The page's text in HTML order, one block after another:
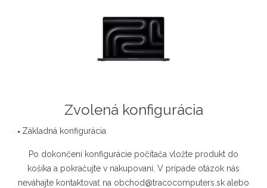
Zvolená konfigurácia
Základná konfigurácia
Po dokončení konfigurácie počítača vložte produkt do
košíka a pokračujte v nakupovaní. V prípade otázok nás
neváhajte kontaktovať na obchod@tracocomputers.sk alebo